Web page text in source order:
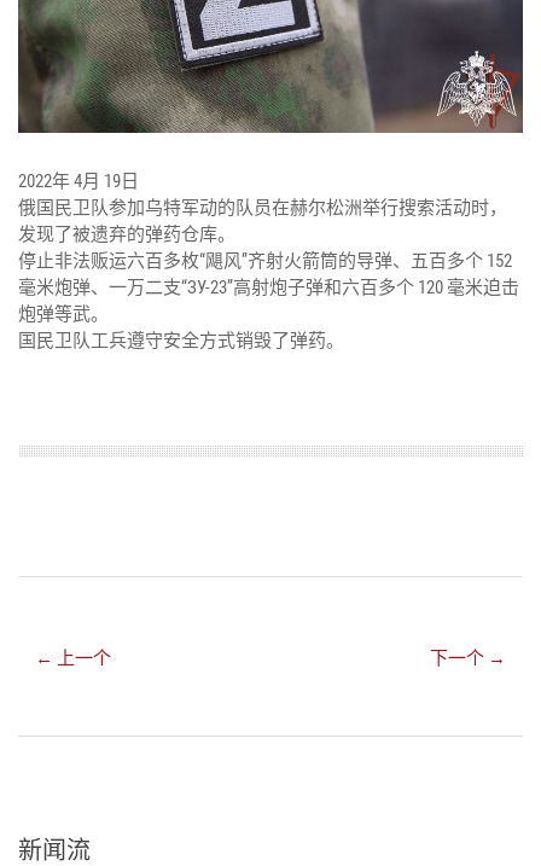
2022年 4月 19日
俄国民卫队参加乌特军动的队员在赫尔松洲举行搜索活动时，
发现了被遗弃的弹药仓库。
停止非法贩运六百多枚“飓风”齐射火箭筒的导弹、五百多个 152
毫米炮弹、一万二支“ЗУ-23”高射炮子弹和六百多个 120 毫米迫击
炮弹等武。
国民卫队工兵遵守安全方式销毁了弹药。
← 上一个 下一个 →
新闻流